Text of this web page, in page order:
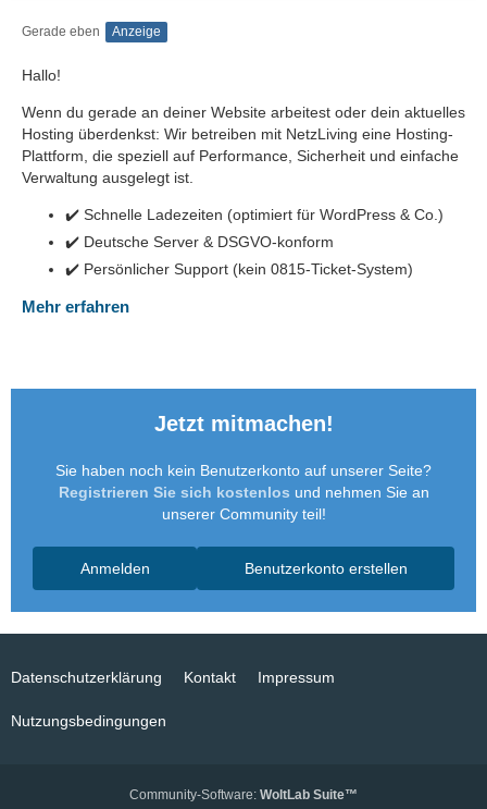
Gerade eben Anzeige
Hallo!
Wenn du gerade an deiner Website arbeitest oder dein aktuelles
Hosting überdenkst: Wir betreiben mit NetzLiving eine Hosting-
Plattform, die speziell auf Performance, Sicherheit und einfache
Verwaltung ausgelegt ist.
✔️ Schnelle Ladezeiten (optimiert für WordPress & Co.)
✔️ Deutsche Server & DSGVO-konform
✔️ Persönlicher Support (kein 0815-Ticket-System)
Mehr erfahren
Jetzt mitmachen!
Sie haben noch kein Benutzerkonto auf unserer Seite?
Registrieren Sie sich kostenlos und nehmen Sie an
unserer Community teil!
Benutzerkonto erstellen
Anmelden
Datenschutzerklärung Kontakt Impressum
Nutzungsbedingungen
Community-Software: WoltLab Suite™